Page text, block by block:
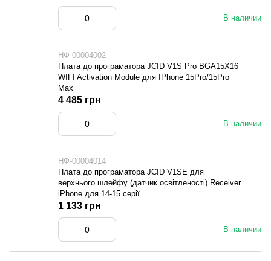
В наличии
НФ-00004002
Плата до програматора JCID V1S Pro BGA15X16
WIFI Activation Module для IPhone 15Pro/15Pro
Max
В наличии
4 485 грн
НФ-00004014
Плата до програматора JCID V1SE для
верхнього шлейфу (датчик освітленості) Receiver
iPhone для 14-15 серії
В наличии
1 133 грн